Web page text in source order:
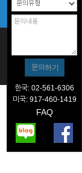
한국: 02-561-6306
미국: 917-460-1419
FAQ